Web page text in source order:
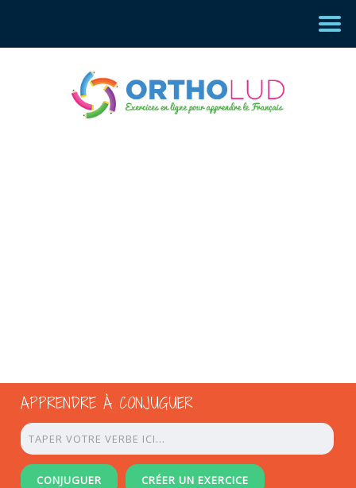
APPRENDRE À CONJUGUER
CONJUGUER CRÉER UN EXERCICE